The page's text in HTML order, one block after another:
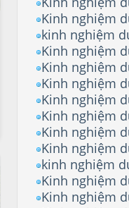
Kinh nghiệm
kinh nghiệm
Kinh nghiệm
Kinh nghiệm
Kinh nghiệm
Kinh nghiệm
Kinh nghiệm
Kinh nghiệm
Kinh nghiệm
kinh nghiệm
Kinh nghiệm
Kinh nghiệm